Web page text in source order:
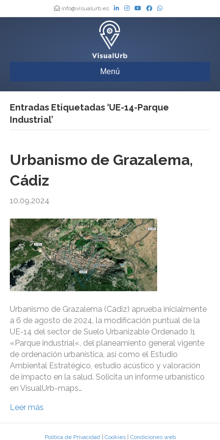
info@visualurb.es
Menú
Entradas Etiquetadas ‘UE-14-Parque
Industrial’
Urbanismo de Grazalema,
Cádiz
10.09.2024
Urbanismo de Grazalema (Cádiz) aprueba inicialmente
a 6 de agosto de 2024, la modificación puntual de la
UE-14 del sector de Suelo Urbanizable Ordenado I1
«Parque industrial«, del planeamiento general vigente
de ordenación urbanística, así como el Estudio
Ambiental Estratégico, estudio acústico y valoración
de impacto en la salud. Solicita un informe urbanístico
en VisualUrb-maps…
Leer más
Política de Privacidad| Cookies| Condiciones web